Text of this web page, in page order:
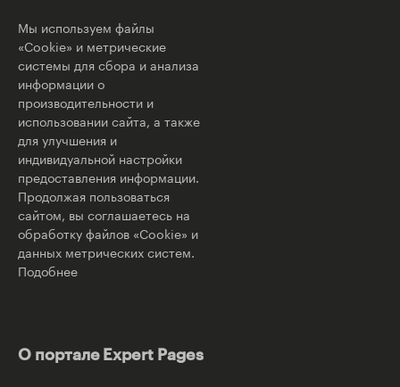
Мы используем файлы
«Cookie» и метрические
системы для сбора и анализа
информации о
производительности и
использовании сайта, а также
для улучшения и
индивидуальной настройки
предоставления информации.
Продолжая пользоваться
сайтом, вы соглашаетесь на
обработку файлов «Cookie» и
данных метрических систем.
Подобнее
О портале Expert Pages